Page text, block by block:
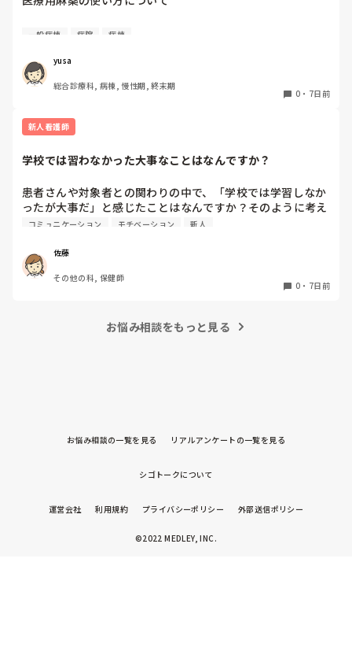
ること」「低血圧が持続していること」を具体的な血圧値や症
を相談してもよいのではないでしょうか。
緩和ケア病棟では、疼痛コントロールのために頻繁に医療用
も確かにあまりなくなっているなと感じています。
今回お聞きしたいのは、一般病棟だと患者さんのうちどのく
らいの方が使っていますか？使用に際して、何か問題や心配
率直なご意見を教えていただきたいです。
一般病棟 病院 病棟
yusa
総合診療科, 病棟, 慢性期, 終末期
0 ・ 7日前
新人看護師
学校では習わなかった大事なことはなんですか？
患者さんや対象者との関わりの中で、「学校では学習しなか
ったが大事だ」と感じたことはなんですか？そのように考え
るようになったきっかけや出来事もあれば教えてください。
コミュニケーション モチベーション 新人
佐藤
その他の科, 保健師
0 ・ 7日前
お悩み相談をもっと見る
お悩み相談の一覧を見る リアルアンケートの一覧を見る
シゴトークについて
運営会社 利用規約 プライバシーポリシー 外部送信ポリシー
©2022 MEDLEY, INC.